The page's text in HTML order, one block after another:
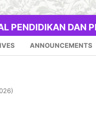
PENDIDIKAN DAN
ANNOUNCEMENTS